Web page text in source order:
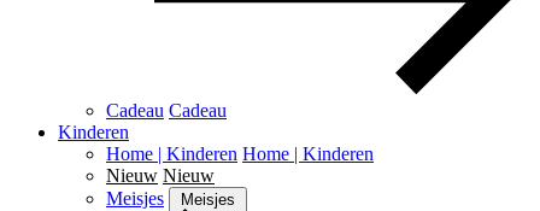
Cadeau Cadeau
Kinderen
Home | Kinderen Home | Kinderen
Nieuw Nieuw
Meisjes
Meisjes